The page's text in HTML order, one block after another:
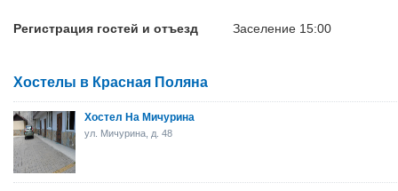
Регистрация гостей и отъезд Заселение 15:00
Хостелы в Красная Поляна
Хостел На Мичурина
ул. Мичурина, д. 48